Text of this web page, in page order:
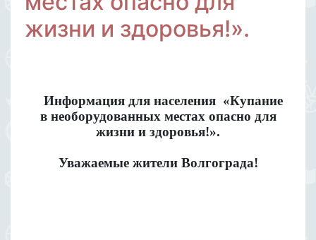
жизни и здоровья!».
Информация для населения «Купание
в необорудованных местах опасно для
жизни и здоровья!».
Уважаемые жители Волгограда!